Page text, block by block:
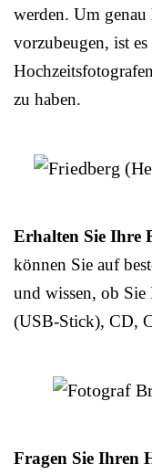
werden. Um
vorzubeugen, ist
zu haben.
Erhalten Sie Ihre
können Sie auf
und wissen, ob
(USB-Stick), CD,
Fragen Sie Ihren